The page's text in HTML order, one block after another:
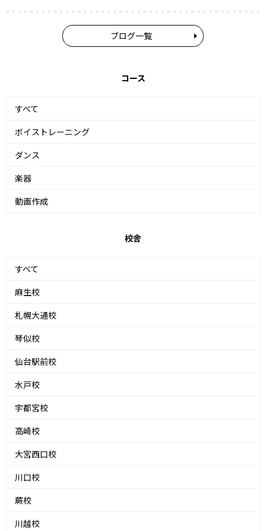
ブログ一覧
コース
すべて
ボイストレーニング
ダンス
楽器
動画作成
校舎
すべて
麻生校
札幌大通校
琴似校
仙台駅前校
水戸校
宇都宮校
高崎校
大宮西口校
川口校
蕨校
川越校